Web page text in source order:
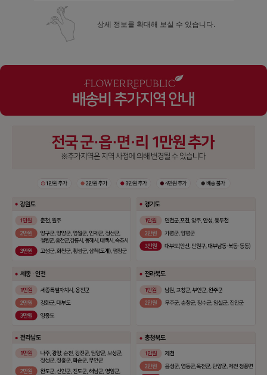
상세 정보를 확대해 보실 수 있습니다.